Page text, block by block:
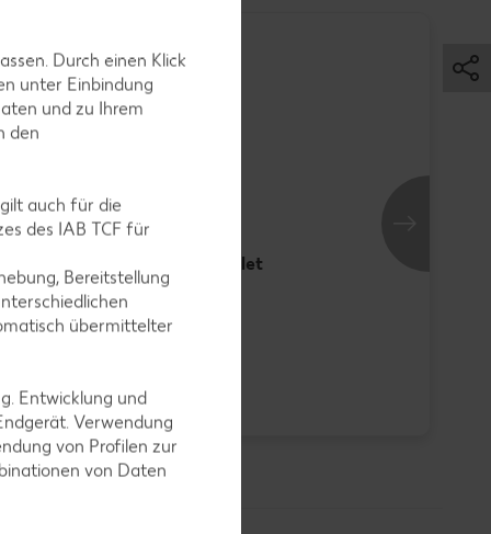
Steinbeißerfilet
je 100 g
2.59
je
Durch einen Klick
unter Einbindung
und zu Ihrem
den
auch für die
des IAB TCF für
Bereitstellung
übermittelter
Entwicklung und
Verwendung
von Profilen zur
von Daten